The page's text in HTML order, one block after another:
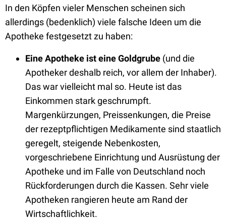
In den Köpfen vieler Menschen scheinen sich
allerdings (bedenklich) viele falsche Ideen um die
Apotheke festgesetzt zu haben:
Eine Apotheke ist eine Goldgrube (und die
Apotheker deshalb reich, vor allem der Inhaber).
Das war vielleicht mal so. Heute ist das
Einkommen stark geschrumpft.
Margenkürzungen, Preissenkungen, die Preise
der rezeptpflichtigen Medikamente sind staatlich
geregelt, steigende Nebenkosten,
vorgeschriebene Einrichtung und Ausrüstung der
Apotheke und im Falle von Deutschland noch
Rückforderungen durch die Kassen. Sehr viele
Apotheken rangieren heute am Rand der
Wirtschaftlichkeit.